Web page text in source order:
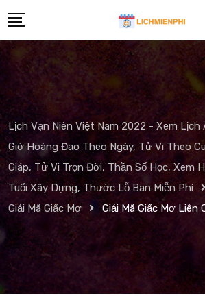
to
content
Lịch Vạn Niên Việt Nam 2022 - Xem Lịch
Giờ Hoàng Đạo Theo Ngày, Tử Vi Theo
Giáp, Tử Vi Trọn Đời, Thần Số Học, Xem
Tuổi Xây Dựng, Thước Lỗ Ban Miễn Phí
Giải Mã Giấc Mơ
Giải Mã Giấc Mơ Liên